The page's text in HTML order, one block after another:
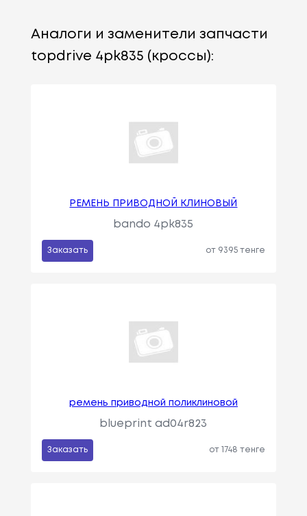
Аналоги и заменители запчасти
topdrive 4pk835 (кроссы):
РЕМЕНЬ ПРИВОДНОЙ КЛИНОВЫЙ
bando 4pk835
Заказать от 9395 тенге
ремень приводной поликлиновой
blueprint ad04r823
Заказать от 1748 тенге